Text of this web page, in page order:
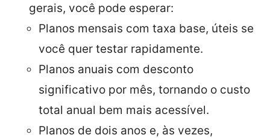
gerais, você pode esperar:
Planos mensais com taxa base, úteis se
você quer testar rapidamente.
Planos anuais com desconto
significativo por mês, tornando o custo
total anual bem mais acessível.
Planos de dois anos e, às vezes,